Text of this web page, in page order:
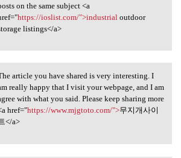
on the same subject <a
https://ioslist.com/">industrial outdoor
listings</a>
article you have shared
article you have shared is very interesting. I
really happy that I visit your webpage, and I am
with what you said. Please keep sharing more
href="https://www.mjgtoto.com/">무지개사이
</a>